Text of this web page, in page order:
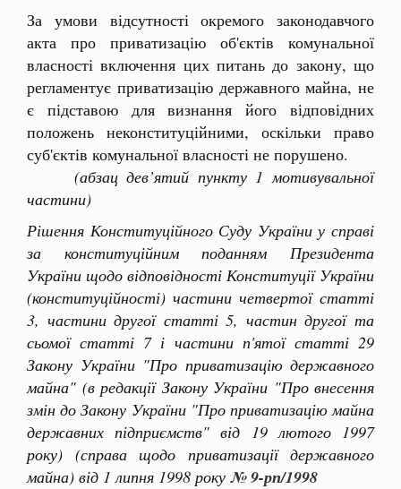
За умови відсутності окремого законодавчого
акта про приватизацію об'єктів комунальної
власності включення цих питань до закону, що
регламентує приватизацію державного майна, не
є підставою для визнання його відповідних
положень неконституційними, оскільки право
суб'єктів комунальної власності не порушено.
(абзац дев’ятий пункту 1 мотивувальної
частини)
Рішення Конституційного Суду України у справі
за конституційним поданням Президента
України щодо відповідності Конституції України
(конституційності) частини четвертої статті
3, частини другої статті 5, частин другої та
сьомої статті 7 і частини п'ятої статті 29
Закону України "Про приватизацію державного
майна" (в редакції Закону України "Про внесення
змін до Закону України "Про приватизацію майна
державних підприємств" від 19 лютого 1997
року) (справа щодо приватизації державного
майна) від 1 липня 1998 року № 9-рп/1998